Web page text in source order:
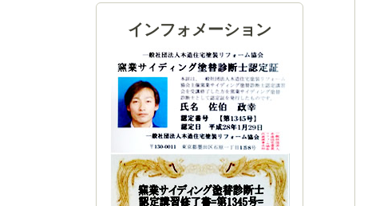
インフォメーション